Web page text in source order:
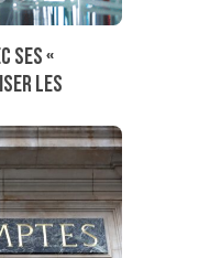
ses «
les